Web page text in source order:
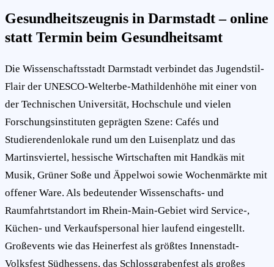
Gesundheitszeugnis in Darmstadt – online
statt Termin beim Gesundheitsamt
Die Wissenschaftsstadt Darmstadt verbindet das Jugendstil-
Flair der UNESCO-Welterbe-Mathildenhöhe mit einer von
der Technischen Universität, Hochschule und vielen
Forschungsinstituten geprägten Szene: Cafés und
Studierendenlokale rund um den Luisenplatz und das
Martinsviertel, hessische Wirtschaften mit Handkäs mit
Musik, Grüner Soße und Äppelwoi sowie Wochenmärkte mit
offener Ware. Als bedeutender Wissenschafts- und
Raumfahrtstandort im Rhein-Main-Gebiet wird Service-,
Küchen- und Verkaufspersonal hier laufend eingestellt.
Großevents wie das Heinerfest als größtes Innenstadt-
Volksfest Südhessens, das Schlossgrabenfest als großes